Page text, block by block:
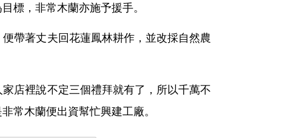
標，非常木蘭亦施予援手。
帶著丈夫回花蓮鳳林耕作，並改採自然農
店裡說不定三個禮拜就有了，所以千萬不
常木蘭便出資幫忙興建工廠。